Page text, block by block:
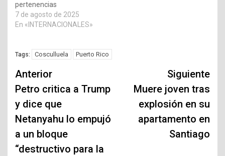
pertenencias
7 de agosto de 2025
En «INTERNACIONALES»
Tags: Cosculluela Puerto Rico
Navegación
de
entradas
Anterior
Petro critica a Trump
y dice que
Netanyahu lo empujó
a un bloque
“destructivo para la
Siguiente
Muere joven tras
explosión en su
apartamento en
Santiago